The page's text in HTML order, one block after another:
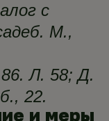
с
М.,
Л. 58; Д.
22.
и меры